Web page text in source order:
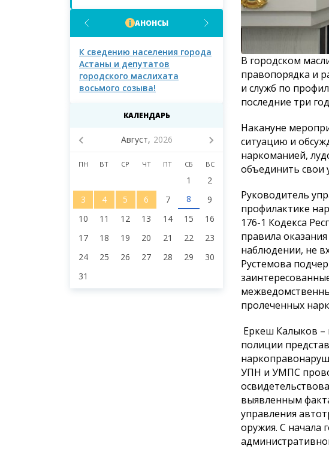
АНОНСЫ
К сведению населения города
Астаны и депутатов
городского маслихата
восьмого созыва!
К сведению населения
Астаны!
КАЛЕНДАРЬ
Август, 2026
ПН ВТ СР ЧТ ПТ СБ ВС
1
2
3
4 5 6 7 8
9
10
11 12 13 14 15
16
17
18 19 20 21 22
23
24
25 26 27 28 29
30
31
В городском
правопорядка и
и служб по
последние три
Накануне
ситуацию и
наркоманией,
объединить свои
Руководитель
профилактике
176-1 Кодекса
правила
наблюдении, не
Рустемова
пролеченных
Еркеш Калыков –
полиции
УПН и УМПС
выявленным
управления
оружия. С начала